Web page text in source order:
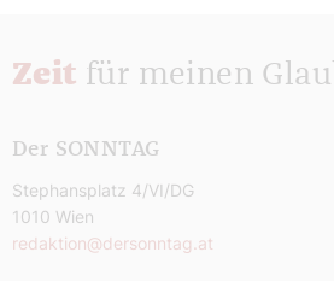
Zeit für meinen
Der SONNTAG
Stephansplatz 4/VI/DG
1010 Wien
redaktion@dersonntag.at